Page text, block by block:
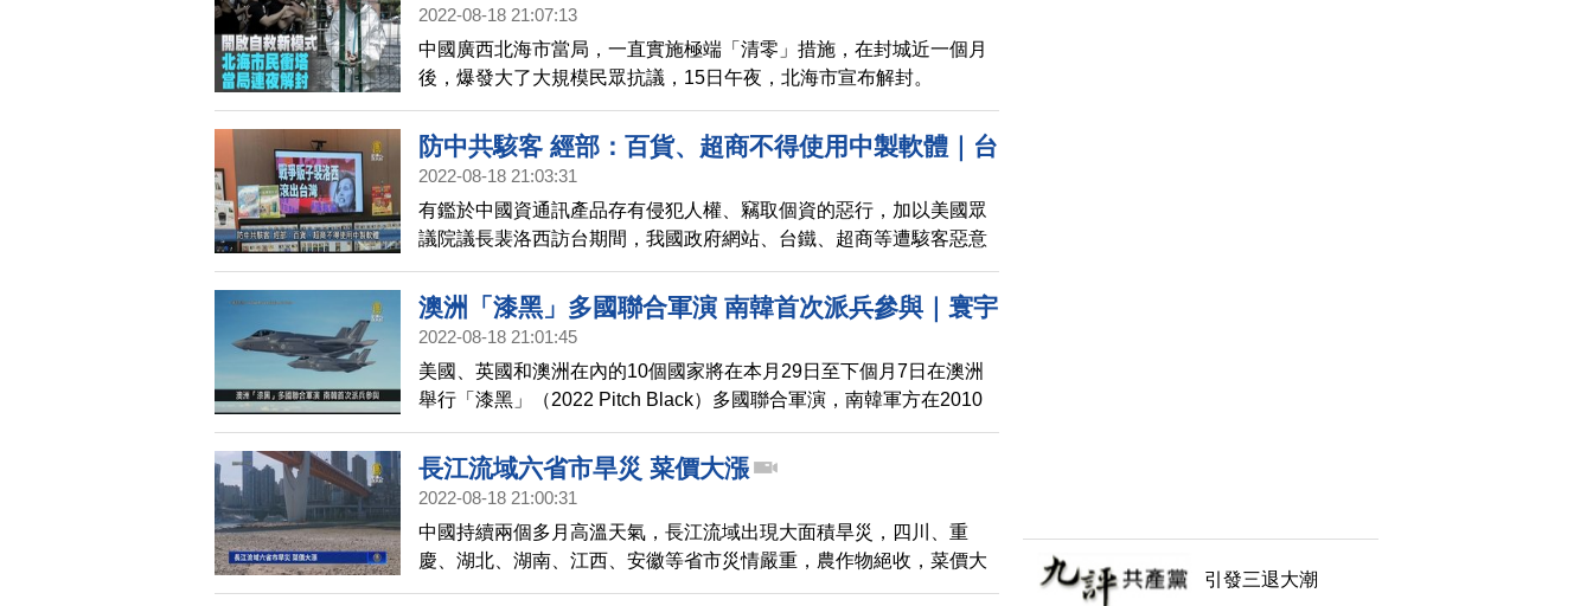
2022-08-18 21:07:13
中國廣西北海市當局，一直實施極端「清零」措施，在封城近一個月
後，爆發大了大規模民眾抗議，15日午夜，北海市宣布解封。
防中共駭客 經部：百貨、超商不得使用中製軟體｜台
灣速速看
2022-08-18 21:03:31
有鑑於中國資通訊產品存有侵犯人權、竊取個資的惡行，加以美國眾
議院議長裴洛西訪台期間，我國政府網站、台鐵、超商等遭駭客惡意
攻擊。經濟部今（18日）對百貨、超商、賣場及其他類似營業場所發
布資安指引，明文指示為降低資安風險，不得使用中國製軟體，也應
避免使用中國品牌產品。
澳洲「漆黑」多國聯合軍演 南韓首次派兵參與｜寰宇
掃描
2022-08-18 21:01:45
美國、英國和澳洲在內的10個國家將在本月29日至下個月7日在澳洲
舉行「漆黑」（2022 Pitch Black）多國聯合軍演，南韓軍方在2010
年至2018年間都是以觀察員國資格參加演習，今年首次派兵參演，將
派出戰機編隊，並首次單獨執行空中加油任務。
長江流域六省市旱災 菜價大漲
2022-08-18 21:00:31
中國持續兩個多月高溫天氣，長江流域出現大面積旱災，四川、重
慶、湖北、湖南、江西、安徽等省市災情嚴重，農作物絕收，菜價大
漲。8月18號，多地村民反映，生活困難，沒有得到救助，甚至有人
引發三退大潮